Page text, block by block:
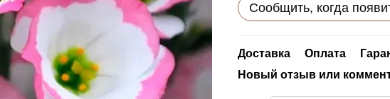
Сообщить, когда
Доставка Оплата
Новый отзыв или